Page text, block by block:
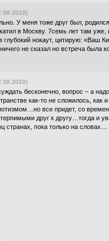
У меня тоже друг был,
в Москву. 7семь лет там уже,
глубокий нокаут, цитирую: «Ваш
не сказал но встреча была
бесконечно, вопрос – а
как-то не сложилось,
все придет, со
друг к другу…тогда и
странах, пока только на словах…